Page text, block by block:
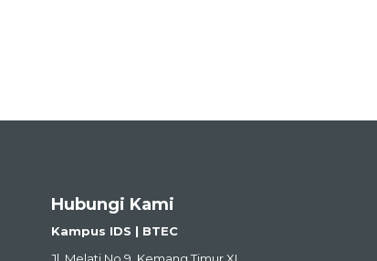
Hubungi Kami
Kampus IDS | BTEC
Jl. Melati No.9, Kemang Timur XI,